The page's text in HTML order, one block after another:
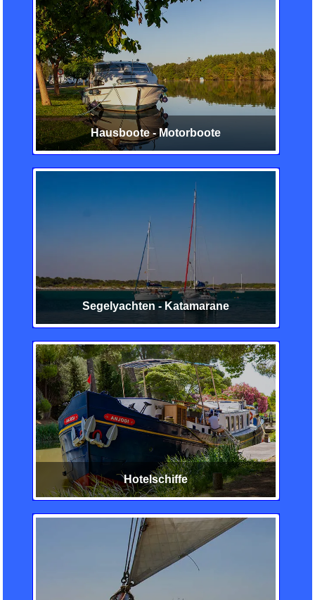
Hausboote - Motorboote
Segelyachten - Katamarane
Hotelschiffe